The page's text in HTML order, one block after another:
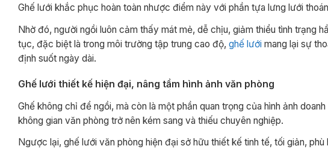
Ghế lưới khắc phục hoàn toàn nhược điểm này với phần tựa lưng lưới
Nhờ đó, người ngồi luôn cảm thấy mát mẻ, dễ chịu, giảm thiểu tình trạng
tục, đặc biệt là trong môi trường tập trung cao độ, ghế lưới mang lại sự
định suốt ngày dài.
Ghế lưới thiết kế hiện đại, nâng tầm hình ảnh văn phòng
Ghế không chỉ để ngồi, mà còn là một phần quan trọng của hình ảnh
không gian văn phòng trở nên kém sang và thiếu chuyên nghiệp.
Ngược lại, ghế lưới văn phòng hiện đại sở hữu thiết kế tinh tế, tối giản,